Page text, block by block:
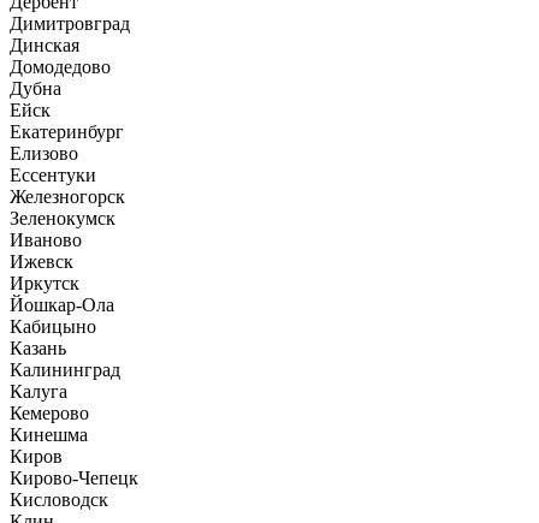
Димитровград
Динская
Домодедово
Дубна
Ейск
Екатеринбург
Елизово
Ессентуки
Железногорск
Зеленокумск
Иваново
Ижевск
Иркутск
Йошкар-Ола
Кабицыно
Казань
Калининград
Калуга
Кемерово
Кинешма
Киров
Кирово-Чепецк
Кисловодск